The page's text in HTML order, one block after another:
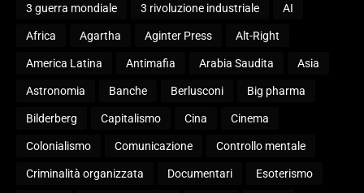
3 guerra mondiale 3 rivoluzione industriale AI
Africa Agartha Aginter Press Alt-Right
America Latina Antimafia Arabia Saudita Asia
Astronomia Banche Berlusconi Big pharma
Bilderberg Capitalismo Cina Cinema
Colonialismo Comunicazione Controllo mentale
Criminalità organizzata Documentari Esoterismo